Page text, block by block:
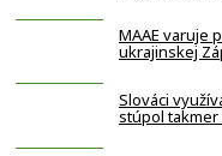
MAAE varuje
ukrajinskej
Slováci
stúpol